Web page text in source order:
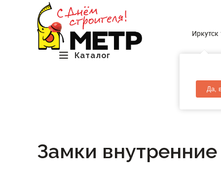
Каталог
Иркутск
Да,
Замки